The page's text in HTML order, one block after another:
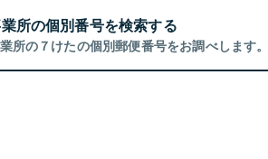
所の個別番号を検索する
所の７けたの個別郵便番号をお調べします。